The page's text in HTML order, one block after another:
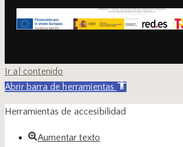
Ir al contenido
Abrir barra de herramientas
Herramientas de accesibilidad
Aumentar texto